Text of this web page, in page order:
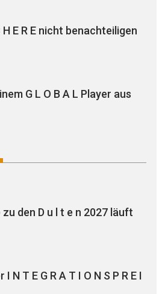
H E R E nicht benachteiligen
G L O B A L Player aus
den D u l t e n 2027 läuft
N T E G R A T I O N S P R E I